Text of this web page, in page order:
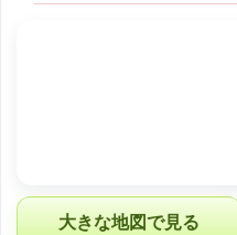
大きな地図で見る